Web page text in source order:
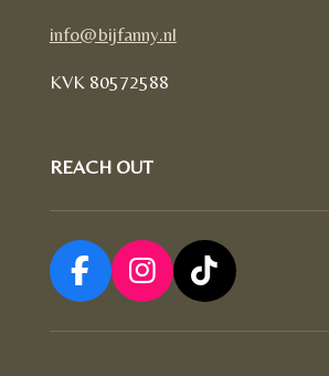
info@bijfanny.nl
KVK 80572588
REACH OUT
F
I
T